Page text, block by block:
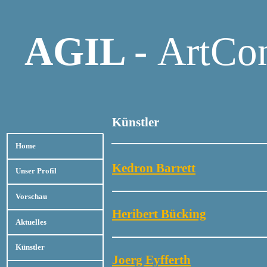
AGIL -
Home
Unser Profil
Vorschau
Aktuelles
Künstler
Künstler
Kedron Barrett
Heribert Bücking
Joerg Eyfferth